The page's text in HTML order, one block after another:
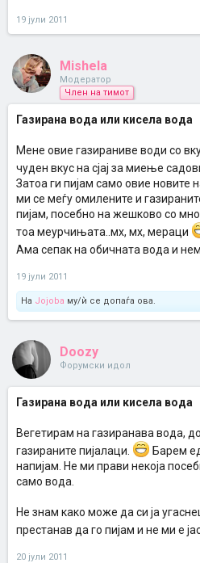
19 јули 2011
Mishela
Модератор
Член на тимот
Газирана вода или кисела вода
Mене овие газираниве води со
чуден вкус на сјај за миење
Затоа ги пијам само овие новите
ми се меѓу омилените и
пијам, посебно на жешково со
тоа меурчињата..мх, мх, мераци
Ама сепак на обичната вода и
19 јули 2011
На Jojoba му/ѝ се допаѓа ова.
Doozy
Форумски идол
Газирана вода или кисела вода
Вегетирам на газиранава вода,
газираните пијалаци.
Барем
напијам. Не ми прави некоја
само вода.
Не знам како може да си ја
престанав да го пијам и не ми е
20 јули 2011